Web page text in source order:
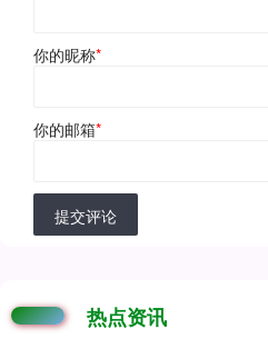
你的昵称*
你的邮箱*
提交评论
热点资讯